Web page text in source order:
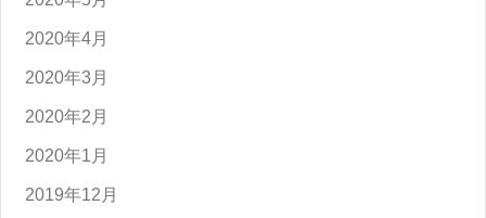
2020年4月
2020年3月
2020年2月
2020年1月
2019年12月